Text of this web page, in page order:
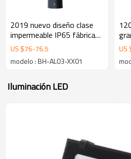
2019 nuevo diseño clase
impermeable IP65 fábrica
de productos de venta
directa 80w Luces de jardín
LED
US $76-76.5
modelo : BH-AL03-XX01
US
Iluminación LED